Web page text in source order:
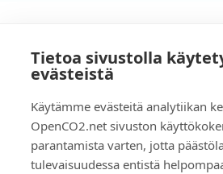
Tietoa sivustolla
evästeistä
Käytämme evästeitä analytiikan
OpenCO2.net sivuston
parantamista varten, jotta
tulevaisuudessa entistä